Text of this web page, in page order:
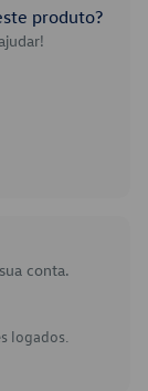
produto?
conta.
logados.